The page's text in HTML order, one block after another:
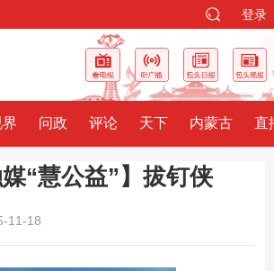
登录
问政 评论 天下 内蒙古 直
媒“慧公益”】拔钉侠
11-18